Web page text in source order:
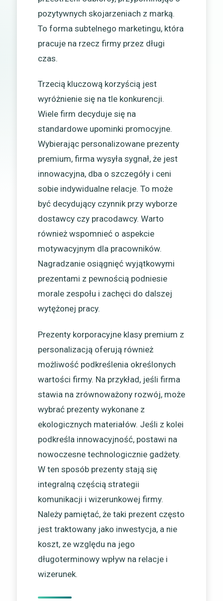
pozytywnych skojarzeniach z marką.
To forma subtelnego marketingu, która
pracuje na rzecz firmy przez długi
czas.
Trzecią kluczową korzyścią jest
wyróżnienie się na tle konkurencji.
Wiele firm decyduje się na
standardowe upominki promocyjne.
Wybierając personalizowane prezenty
premium, firma wysyła sygnał, że jest
innowacyjna, dba o szczegóły i ceni
sobie indywidualne relacje. To może
być decydujący czynnik przy wyborze
dostawcy czy pracodawcy. Warto
również wspomnieć o aspekcie
motywacyjnym dla pracowników.
Nagradzanie osiągnięć wyjątkowymi
prezentami z pewnością podniesie
morale zespołu i zachęci do dalszej
wytężonej pracy.
Prezenty korporacyjne klasy premium z
personalizacją oferują również
możliwość podkreślenia określonych
wartości firmy. Na przykład, jeśli firma
stawia na zrównoważony rozwój, może
wybrać prezenty wykonane z
ekologicznych materiałów. Jeśli z kolei
podkreśla innowacyjność, postawi na
nowoczesne technologicznie gadżety.
W ten sposób prezenty stają się
integralną częścią strategii
komunikacji i wizerunkowej firmy.
Należy pamiętać, że taki prezent często
jest traktowany jako inwestycja, a nie
koszt, ze względu na jego
długoterminowy wpływ na relacje i
wizerunek.